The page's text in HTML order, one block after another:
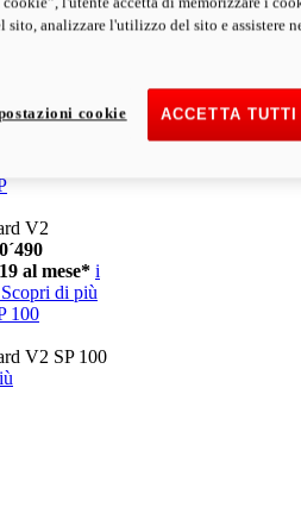
Scopri di più
V2
al mese* i
Scopri di più
100
V2 SP 100
sito, analizzare l'utilizzo del sito e assistere
ACCETTA
cookie